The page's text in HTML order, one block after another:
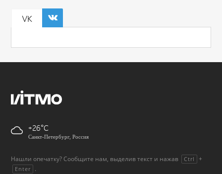
VK
+26
Санкт-Петербург, Россия
Нашли опечатку? Сообщите нам, выделив текст и нажав Ctrl +
Enter .